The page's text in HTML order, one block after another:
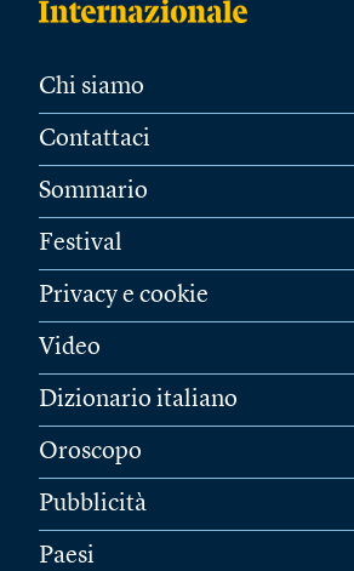
Chi siamo
Contattaci
Sommario
Festival
Privacy e cookie
Video
Dizionario italiano
Oroscopo
Pubblicità
Paesi